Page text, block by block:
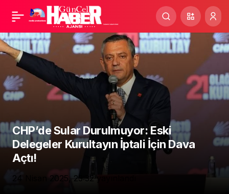
CHP’de Sular Durulmuyor: Eski
Delegeler Kurultayın İptali İçin Dava
Açtı!
24 Nisan 2025, 23:32 yayınlandı
Gazeteci-Yazar Mithat
Ünal, AN Kitabıyla
Gençlerle Buluştu
Paylaş